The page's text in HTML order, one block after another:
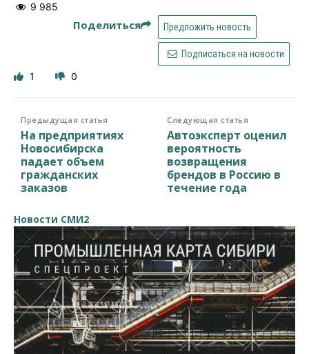
9 985
Поделиться Предложить новость
Подписаться на новости
1 0
Предыдущая статья
На предприятиях
Новосибирска
падает объем
гражданских
заказов
Следующая статья
Автоэксперт оценил
вероятность
возвращения
брендов в Россию в
течение года
Новости СМИ2